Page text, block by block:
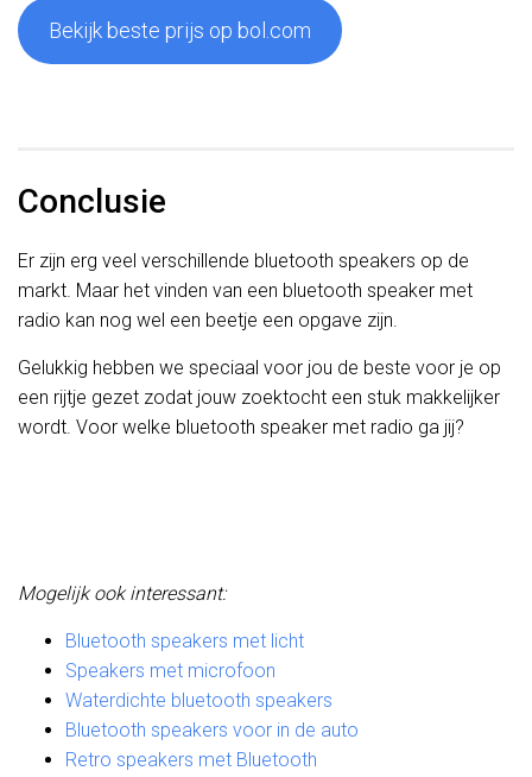
Bekijk beste prijs op bol.com
Conclusie
Er zijn erg veel verschillende bluetooth speakers op de
markt. Maar het vinden van een bluetooth speaker met
radio kan nog wel een beetje een opgave zijn.
Gelukkig hebben we speciaal voor jou de beste voor je op
een rijtje gezet zodat jouw zoektocht een stuk makkelijker
wordt. Voor welke bluetooth speaker met radio ga jij?
Mogelijk ook interessant:
Bluetooth speakers met licht
Speakers met microfoon
Waterdichte bluetooth speakers
Bluetooth speakers voor in de auto
Retro speakers met Bluetooth